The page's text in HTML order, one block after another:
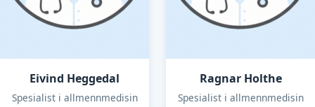
Eivind Heggedal
Spesialist i allmennmedisin
Ragnar Holthe
Spesialist i allmennmedisin